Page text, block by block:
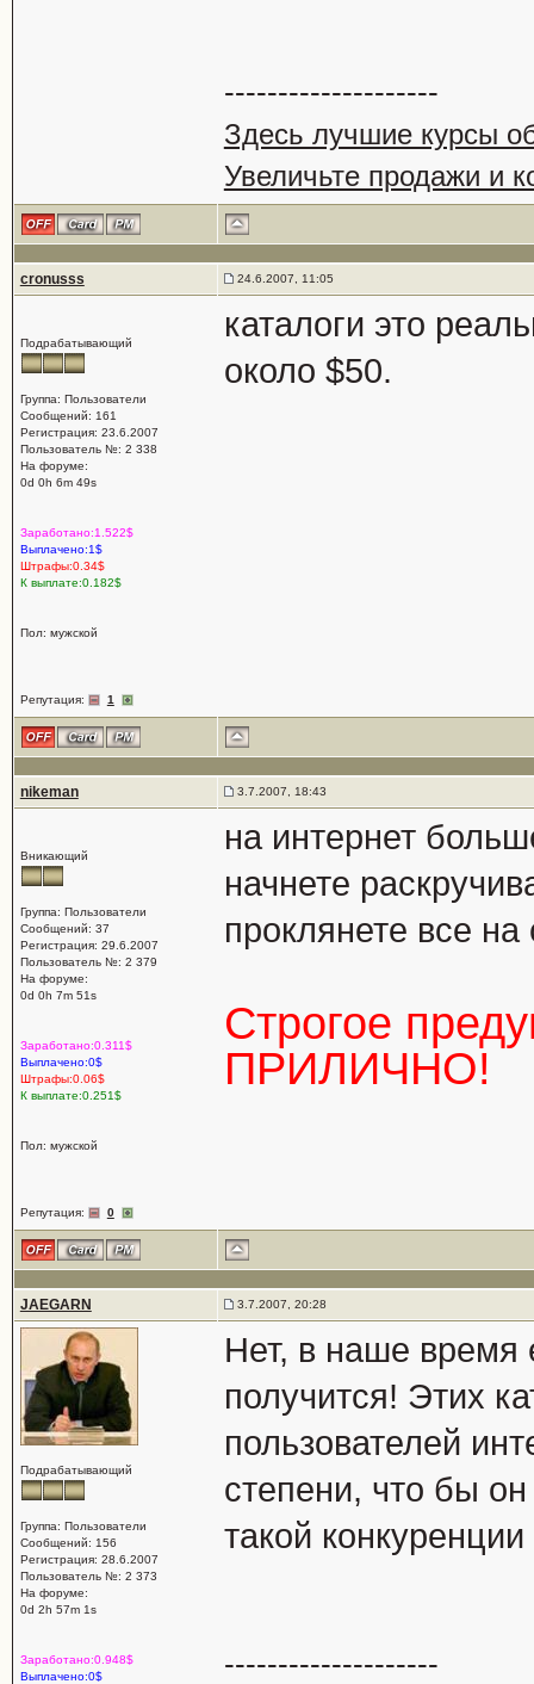
--------------------
Здесь лучшие курсы
Увеличьте продажи и
cronusss 24.6.2007, 11:05
Подрабатывающий
Группа: Пользователи
Сообщений: 161
Регистрация: 23.6.2007
Пользователь №: 2 338
На форуме:
0d 0h 6m 49s
Заработано:1.522$
Выплачено:1$
Штрафы:0.34$
К выплате:0.182$
Пол: мужской
Репутация: 1
каталоги это
около $50.
nikeman 3.7.2007, 18:43
Вникающий
Группа: Пользователи
Сообщений: 37
Регистрация: 29.6.2007
Пользователь №: 2 379
На форуме:
0d 0h 7m 51s
Заработано:0.311$
Выплачено:0$
Штрафы:0.06$
К выплате:0.251$
Пол: мужской
Репутация: 0
на интернет
начнете
проклянете все на
Строгое
ПРИЛИЧНО!
JAEGARN 3.7.2007, 20:28
Подрабатывающий
Группа: Пользователи
Сообщений: 156
Регистрация: 28.6.2007
Пользователь №: 2 373
На форуме:
0d 2h 57m 1s
Заработано:0.948$
Выплачено:0$
Нет, в наше время
получится! Этих
пользователей
степени, что бы
такой
--------------------